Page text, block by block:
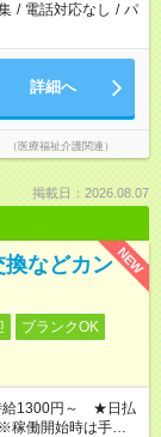
/ 電話対応なし / パ
詳細へ
医療福祉介護関連）
掲載日：2026.08.07
NEW
などカン
ブランクOK
給1300円～ ★日払
働開始時は手続き